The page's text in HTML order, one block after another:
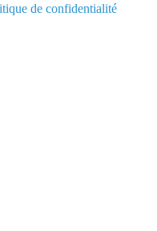
de confidentialité